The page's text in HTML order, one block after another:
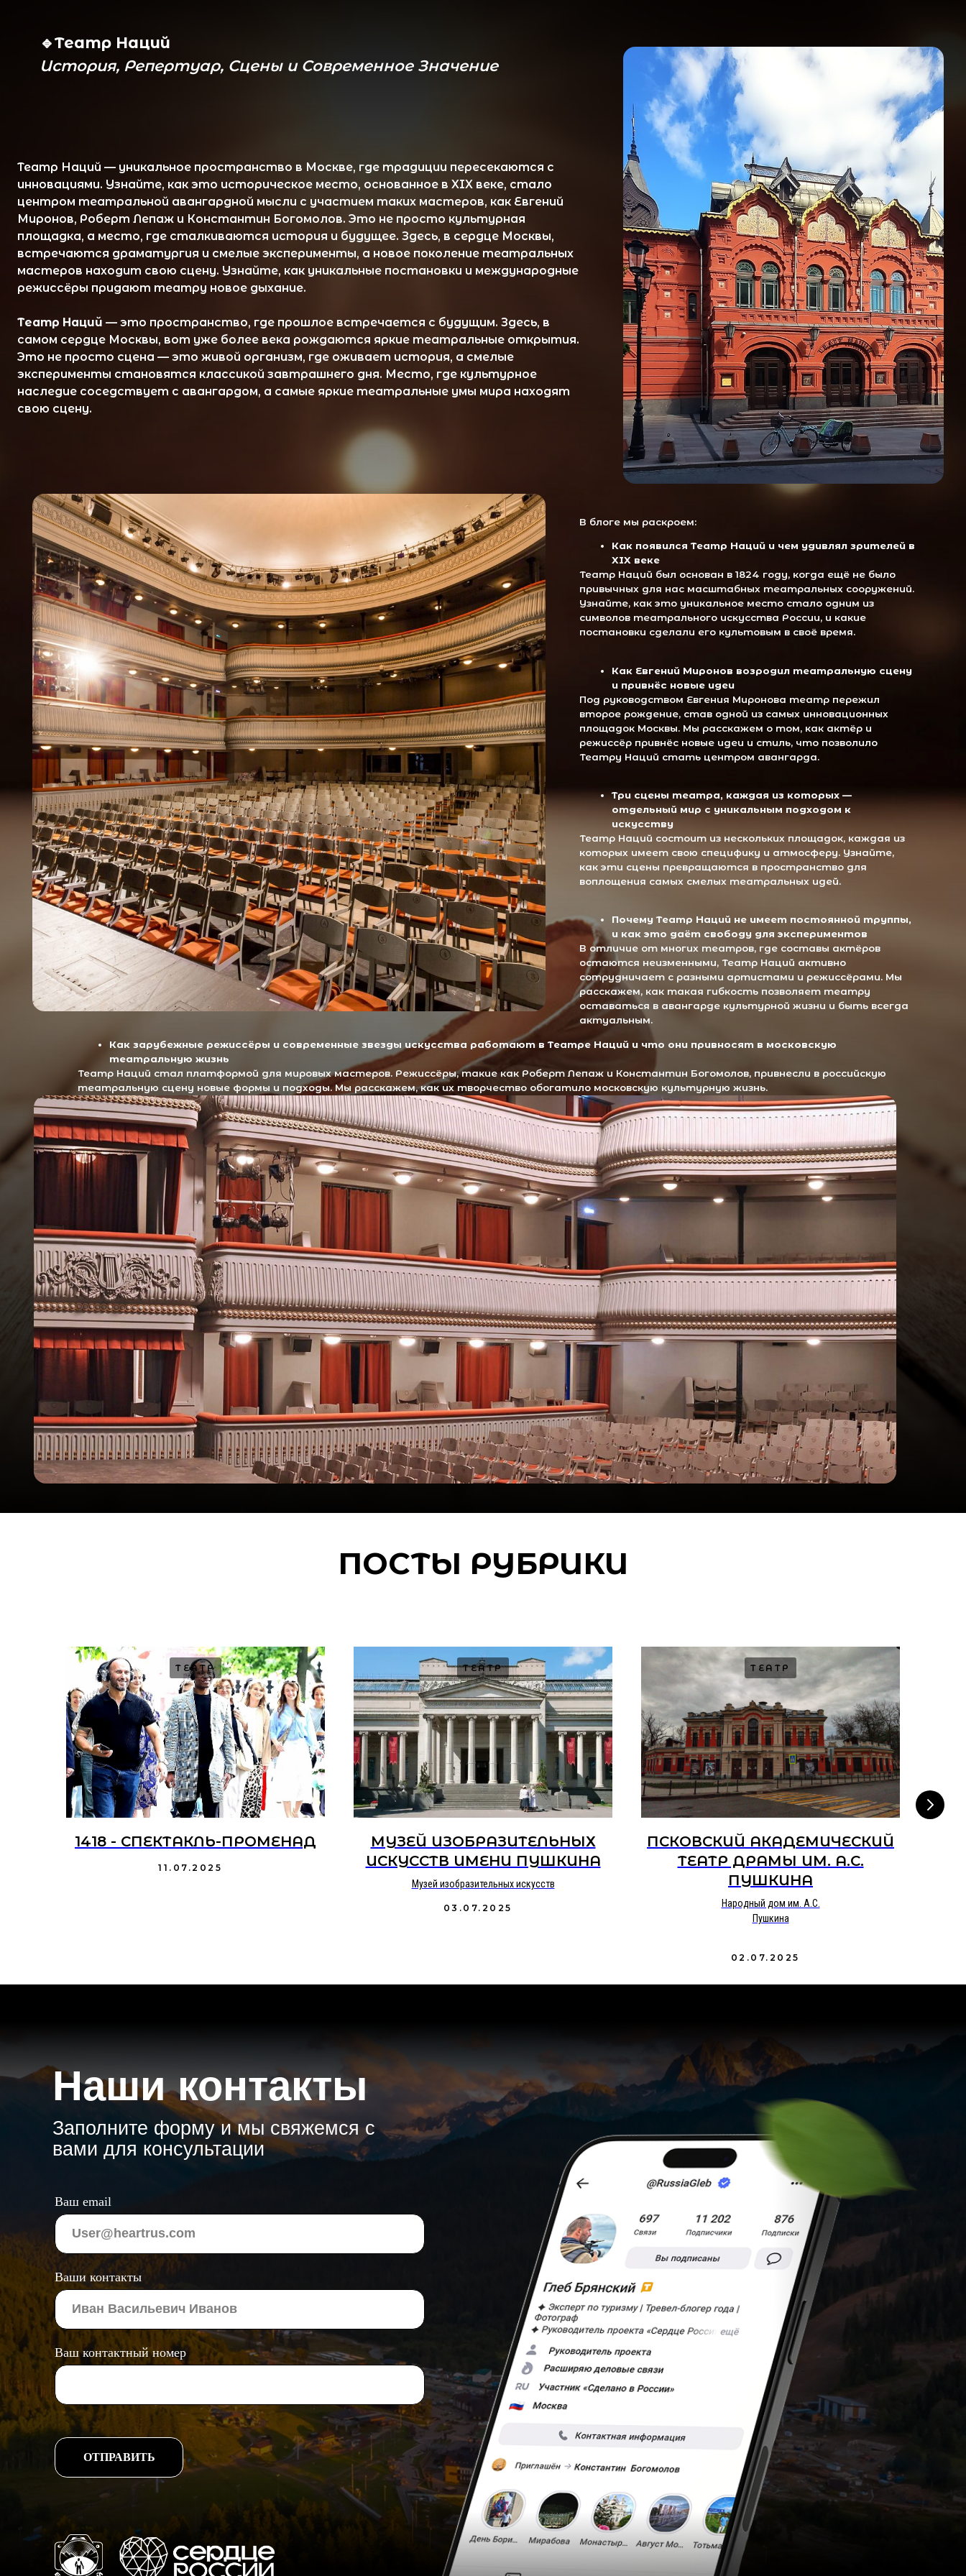
🔹Театр Наций
История, Репертуар, Сцены и Современное Значение
инновациями. Узнайте, как это историческое место, основанное в XIX веке, стало
центром театральной авангардной мысли с участием таких мастеров, как Евгений
Миронов, Роберт Лепаж и Константин Богомолов. Это не просто культурная
площадка, а место, где сталкиваются история и будущее. Здесь, в сердце Москвы,
встречаются драматургия и смелые эксперименты, а новое поколение театральных
мастеров находит свою сцену. Узнайте, как уникальные постановки и международные
режиссёры придают театру новое дыхание.
Театр Наций — это пространство, где прошлое встречается с будущим. Здесь, в
Это не просто сцена — это живой организм, где оживает история, а смелые
эксперименты становятся классикой завтрашнего дня. Место, где культурное
наследие соседствует с авангардом, а самые яркие театральные умы мира находят
свою сцену.
Как появился Театр Наций и чем удивлял зрителей в
Театр Наций был основан в 1824 году, когда ещё не было
привычных для нас масштабных театральных сооружений.
Узнайте, как это уникальное место стало одним из
символов театрального искусства России, и какие
постановки сделали его культовым в своё время.
Как Евгений Миронов возродил театральную сцену
и привнёс новые идеи
Под руководством Евгения Миронова театр пережил
второе рождение, став одной из самых инновационных
площадок Москвы. Мы расскажем о том, как актёр и
режиссёр привнёс новые идеи и стиль, что позволило
Театру Наций стать центром авангарда.
Три сцены театра, каждая из которых —
отдельный мир с уникальным подходом к
Театр Наций состоит из нескольких площадок, каждая из
которых имеет свою специфику и атмосферу. Узнайте,
как эти сцены превращаются в пространство для
воплощения самых смелых театральных идей.
Почему Театр Наций не имеет постоянной труппы,
и как это даёт свободу для экспериментов
В отличие от многих театров, где составы актёров
остаются неизменными, Театр Наций активно
сотрудничает с разными артистами и режиссёрами. Мы
расскажем, как такая гибкость позволяет театру
оставаться в авангарде культурной жизни и быть всегда
актуальным.
Как зарубежные режиссёры и современные звезды искусства работают в Театре Наций и что они привносят в московскую
театральную жизнь
Театр Наций стал платформой для мировых мастеров. Режиссёры, такие как Роберт Лепаж и Константин Богомолов, привнесли в российскую
театральную сцену новые формы и подходы. Мы расскажем, как их творчество обогатило московскую культурную жизнь.
ПОСТЫ РУБРИКИ
ТЕАТР
1418 - СПЕКТАКЛЬ-ПРОМЕНАД
11.07.2025
ТЕАТР
МУЗЕЙ ИЗОБРАЗИТЕЛЬНЫХ
ИСКУССТВ ИМЕНИ ПУШКИНА
Музей изобразительных искусств
03.07.2025
ТЕАТР
ПСКОВСКИЙ АКАДЕМИЧЕСКИЙ
ТЕАТР ДРАМЫ ИМ. А.С.
ПУШКИНА
Народный дом им. А.С.
Пушкина
02.07.2025
Наши контакты
Ваш контактный номер